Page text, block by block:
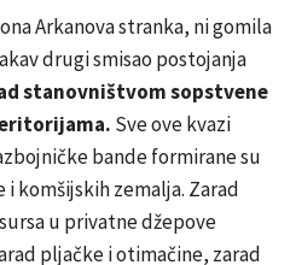
Arkanova stranka, ni gomila
drugi smisao postojanja
stanovništvom sopstvene
Sve ove kvazi
bande formirane su
komšijskih zemalja. Zarad
u privatne džepove
pljačke i otimačine, zarad